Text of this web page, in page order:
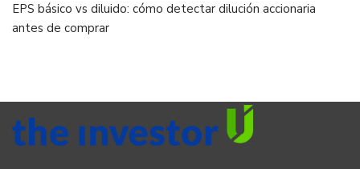
EPS básico vs diluido: cómo detectar dilución accionaria
antes de comprar